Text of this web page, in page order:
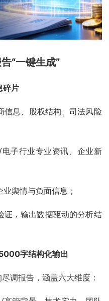
“一键生成”
碎片
信息、股权结构、司法风险
子行业专业资讯、企业新
舆情与负面信息；
证，输出数据驱动的分析结
字结构化输出
调报告，涵盖六大维度：